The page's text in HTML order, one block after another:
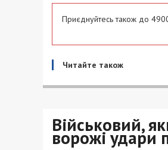
Приєднуйтесь також до
Читайте також
Військовий,
ворожі удари